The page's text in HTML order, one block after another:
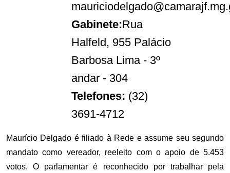
Gabinete:Rua
Halfeld, 955 Palácio
Barbosa Lima - 3º
andar - 304
Telefones: (32)
3691-4712
Maurício Delgado é filiado à Rede e assume seu segundo
mandato como vereador, reeleito com o apoio de 5.453
votos. O parlamentar é reconhecido por trabalhar pela